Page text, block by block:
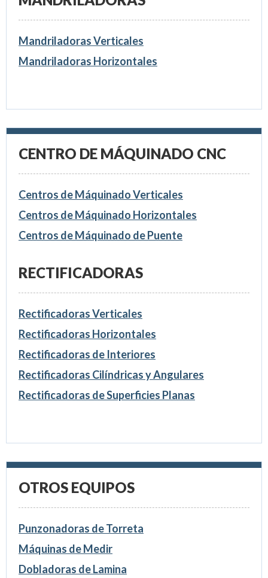
Mandriladoras Verticales
Mandriladoras Horizontales
CENTRO DE MÁQUINADO CNC
Centros de Máquinado Verticales
Centros de Máquinado Horizontales
Centros de Máquinado de Puente
RECTIFICADORAS
Rectificadoras Verticales
Rectificadoras Horizontales
Rectificadoras de Interiores
Rectificadoras Cilíndricas y Angulares
Rectificadoras de Superficies Planas
OTROS EQUIPOS
Punzonadoras de Torreta
Máquinas de Medir
Dobladoras de Lamina